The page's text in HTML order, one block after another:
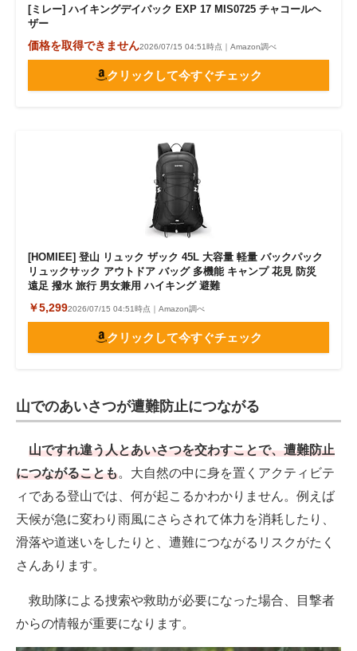
[ミレー] ハイキングデイパック EXP 17 MIS0725 チャコールヘ
ザー
価格を取得できません2026/07/15 04:51時点｜Amazon調べ
クリックして今すぐチェック
[HOMIEE] 登山 リュック ザック 45L 大容量 軽量 バックパック
リュックサック アウトドア バッグ 多機能 キャンプ 花見 防災
遠足 撥水 旅行 男女兼用 ハイキング 避難
￥5,2992026/07/15 04:51時点｜Amazon調べ
クリックして今すぐチェック
山でのあいさつが遭難防止につながる
山ですれ違う人とあいさつを交わすことで、遭難防止
につながることも。大自然の中に身を置くアクティビテ
ィである登山では、何が起こるかわかりません。例えば
天候が急に変わり雨風にさらされて体力を消耗したり、
滑落や道迷いをしたりと、遭難につながるリスクがたく
さんあります。
救助隊による捜索や救助が必要になった場合、目撃者
からの情報が重要になります。